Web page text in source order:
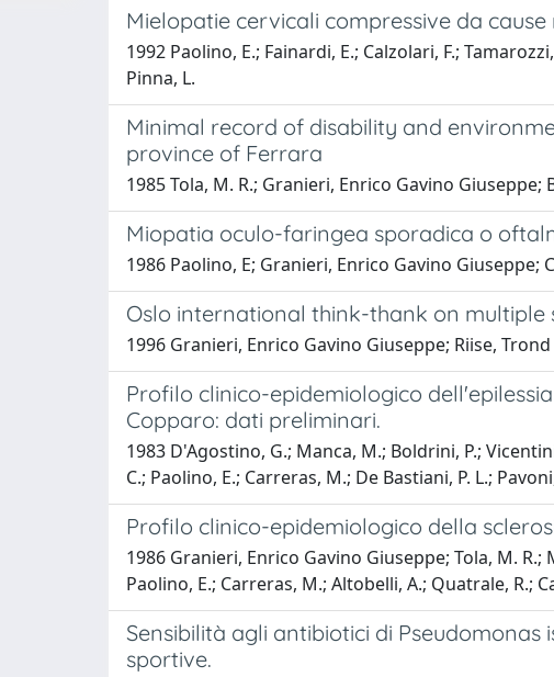
Mielopatie cervicali compressive da
1992 Paolino, E.; Fainardi, E.; Calzolari, F.;
Pinna, L.
Minimal record of disability and
province of Ferrara
1985 Tola, M. R.; Granieri, Enrico Gavino Giuseppe;
Miopatia oculo-faringea sporadica o
1986 Paolino, E; Granieri, Enrico Gavino Giuseppe;
Oslo international think-thank on multiple
1996 Granieri, Enrico Gavino Giuseppe; Riise, Trond
Profilo clinico-epidemiologico
Copparo: dati preliminari.
1983 D'Agostino, G.; Manca, M.; Boldrini, P.;
C.; Paolino, E.; Carreras, M.; De Bastiani, P. L.;
Profilo clinico-epidemiologico della
1986 Granieri, Enrico Gavino Giuseppe; Tola, M.
Paolino, E.; Carreras, M.; Altobelli, A.; Quatrale, R.;
Sensibilità agli antibiotici di
sportive.